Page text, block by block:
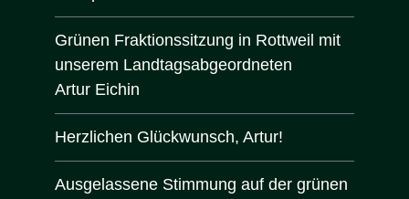
Grünen Fraktionssitzung in Rottweil mit
unserem Landtagsabgeordneten
Artur Eichin
Herzlichen Glückwunsch, Artur!
Ausgelassene Stimmung auf der grünen